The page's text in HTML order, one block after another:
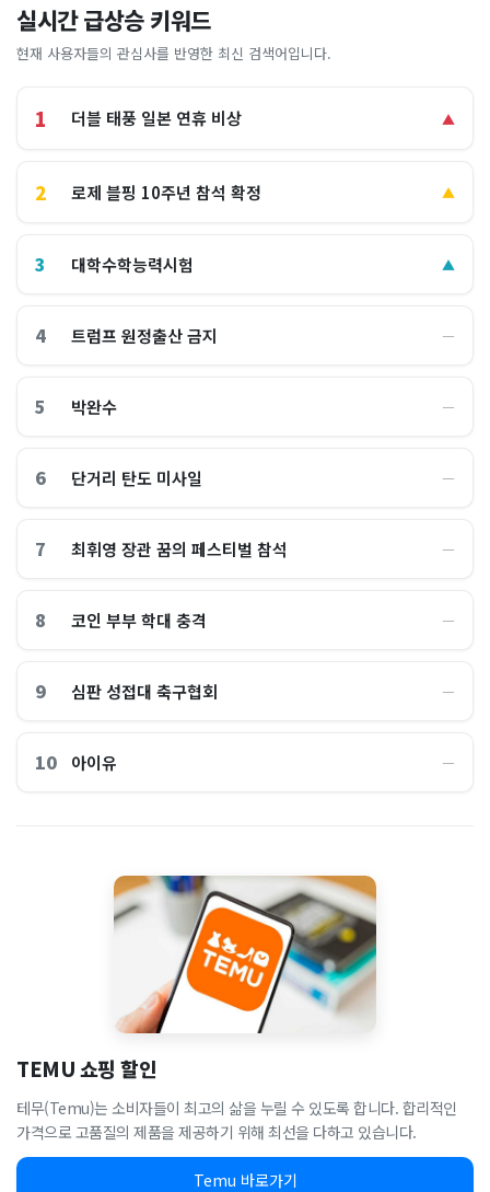
실시간 급상승 키워드
현재 사용자들의 관심사를 반영한 최신 검색어입니다.
1 더블 태풍 일본 연휴 비상 ▲
2 로제 블핑 10주년 참석 확정 ▲
3 대학수학능력시험 ▲
4 트럼프 원정출산 금지 ―
5 박완수 ―
6 단거리 탄도 미사일 ―
7 최휘영 장관 꿈의 페스티벌 참석 ―
8 코인 부부 학대 충격 ―
9 심판 성접대 축구협회 ―
10 아이유 ―
TEMU 쇼핑 할인
테무(Temu)는 소비자들이 최고의 삶을 누릴 수 있도록 합니다. 합리적인
가격으로 고품질의 제품을 제공하기 위해 최선을 다하고 있습니다.
Temu 바로가기